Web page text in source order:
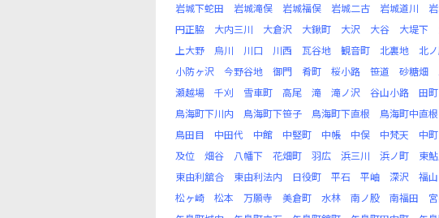
岩城下蛇田
岩城滝俣 岩城福俣 岩城二古 岩城道川
円正脇
大内三川 大倉沢 大鍬町 大沢 大谷 大堤下
上大野
烏川 川口 川西 瓦谷地 観音町 北裏地 北
小防ヶ沢
今野谷地 御門 肴町 桜小路 笹道 砂糖畑
瀬越場
千刈 雪車町 高尾 滝 滝ノ沢 谷山小路 田町
鳥海町下川内
鳥海町下笹子 鳥海町下直根 鳥海町中直根
鳥田目
中田代 中館 中竪町 中帳 中俣 中梵天 中町
及位
畑谷 八幡下 花畑町 羽広 浜三川 浜ノ町 東
東由利舘合
東由利法内 日役町 平石 平岫 深沢 福山
松ヶ崎
松本 万願寺 美倉町 水林 南ノ股 南福田